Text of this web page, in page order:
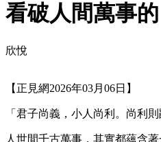
看破人間萬事的
欣悅
【正見網2026年03月06日】
「君子尚義，小人尚利。尚利
人世間千古萬事，其實都蘊含